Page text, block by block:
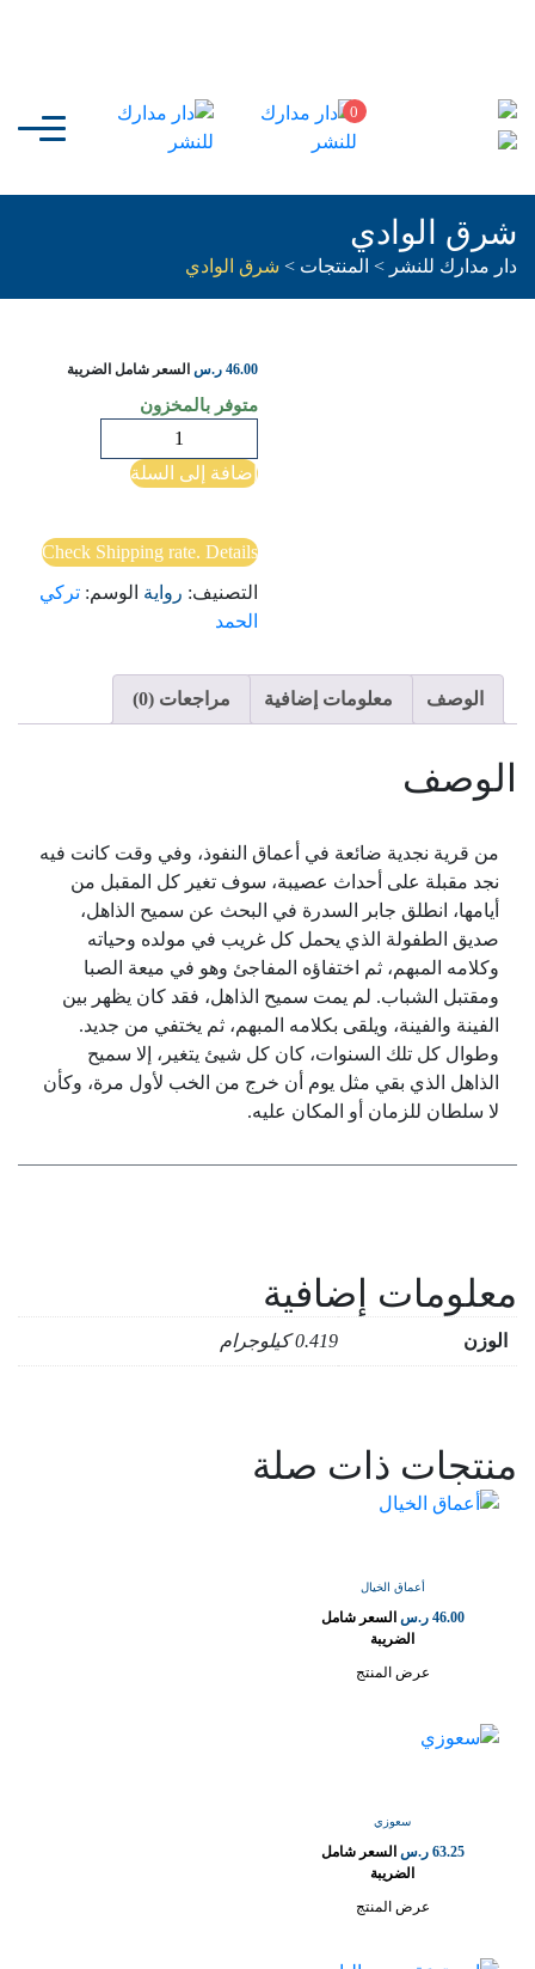
0
شرق الوادي
دار مدارك للنشر > المنتجات > شرق الوادي
46.00 ر.س السعر شامل الضريبة
متوفر بالمخزون
شرق
الوادي
إضافة إلى السلة
Check Shipping rate. Details
التصنيف: رواية الوسم:تركي
الحمد
الوصف معلومات إضافية مراجعات (0)
الوصف
من قرية نجدية ضائعة في أعماق النفوذ، وفي وقت كانت فيه
نجد مقبلة على أحداث عصيبة، سوف تغير كل المقبل من
أيامها، انطلق جابر السدرة في البحث عن سميح الذاهل،
صديق الطفولة الذي يحمل كل غريب في مولده وحياته
وكلامه المبهم، ثم اختفاؤه المفاجئ وهو في ميعة الصبا
ومقتبل الشباب. لم يمت سميح الذاهل، فقد كان يظهر بين
الفينة والفينة، ويلقى بكلامه المبهم، ثم يختفي من جديد.
وطوال كل تلك السنوات، كان كل شيئ يتغير، إلا سميح
الذاهل الذي بقي مثل يوم أن خرج من الخب لأول مرة، وكأن
لا سلطان للزمان أو المكان عليه.
معلومات إضافية
الوزن 0.419 كيلوجرام
منتجات ذات صلة
أعماق الخيال
46.00 ر.س السعر شامل
الضريبة
عرض المنتج
سعوزي
63.25 ر.س السعر شامل
الضريبة
عرض المنتج